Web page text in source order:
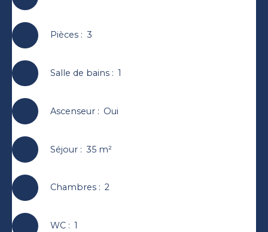
Pièces: 3
Salle de bains: 1
Ascenseur: Oui
Séjour: 35 m²
Chambres: 2
WC: 1